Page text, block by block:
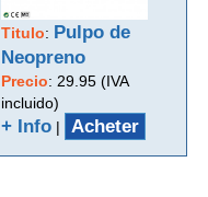
Titulo: Pulpo de
Neopreno
Precio: 29.95 (IVA
incluido)
+ Info | Acheter